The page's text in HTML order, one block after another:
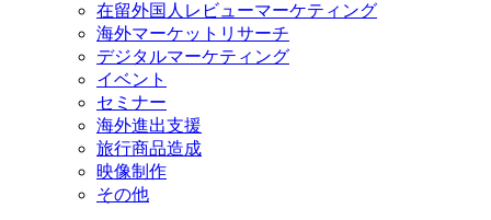
在留外国⼈レビューマーケティング
海外マーケットリサーチ
デジタルマーケティング
イベント
セミナー
海外進出支援
旅行商品造成
映像制作
その他